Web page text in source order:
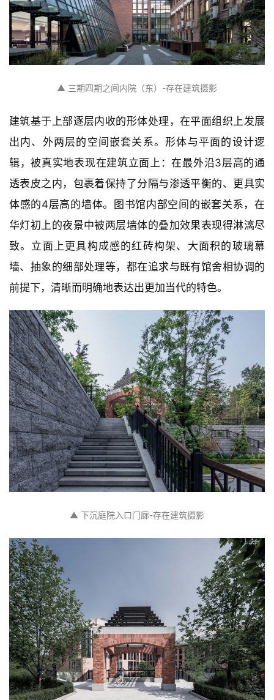
▲ 三期四期之间内院（东）-存在建筑摄影
建筑基于上部逐层内收的形体处理，在平面组织上发展
出内、外两层的空间嵌套关系。形体与平面的设计逻
辑，被真实地表现在建筑立面上：在最外沿3层高的通
透表皮之内，包裹着保持了分隔与渗透平衡的、更具实
体感的4层高的墙体。图书馆内部空间的嵌套关系，在
华灯初上的夜景中被两层墙体的叠加效果表现得淋漓尽
致。立面上更具构成感的红砖构架、大面积的玻璃幕
墙、抽象的细部处理等，都在追求与既有馆舍相协调的
前提下，清晰而明确地表达出更加当代的特色。
▲ 下沉庭院入口门廊-存在建筑摄影